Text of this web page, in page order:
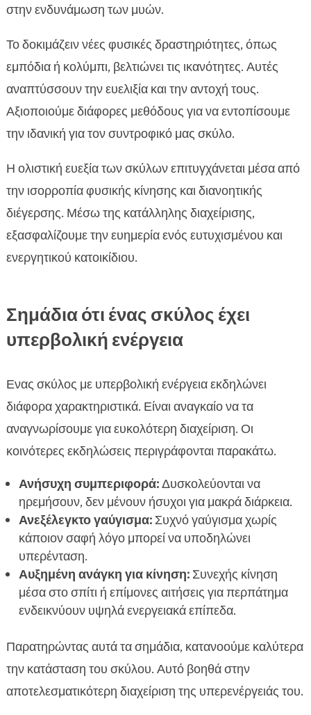
στην ενδυνάμωση των μυών.
Το δοκιμάζειν νέες φυσικές δραστηριότητες, όπως
εμπόδια ή κολύμπι, βελτιώνει τις ικανότητες. Αυτές
αναπτύσσουν την ευελιξία και την αντοχή τους.
Αξιοποιούμε διάφορες μεθόδους για να εντοπίσουμε
την ιδανική για τον συντροφικό μας σκύλο.
Η ολιστική ευεξία των σκύλων επιτυγχάνεται μέσα από
την ισορροπία φυσικής κίνησης και διανοητικής
διέγερσης. Μέσω της κατάλληλης διαχείρισης,
εξασφαλίζουμε την ευημερία ενός ευτυχισμένου και
ενεργητικού κατοικίδιου.
Σημάδια ότι ένας σκύλος έχει
υπερβολική ενέργεια
Ενας σκύλος με υπερβολική ενέργεια εκδηλώνει
διάφορα χαρακτηριστικά. Είναι αναγκαίο να τα
αναγνωρίσουμε για ευκολότερη διαχείριση. Οι
κοινότερες εκδηλώσεις περιγράφονται παρακάτω.
Ανήσυχη συμπεριφορά:Δυσκολεύονται να
ηρεμήσουν, δεν μένουν ήσυχοι για μακρά διάρκεια.
Ανεξέλεγκτο γαύγισμα:Συχνό γαύγισμα χωρίς
κάποιον σαφή λόγο μπορεί να υποδηλώνει
υπερένταση.
Αυξημένη ανάγκη για κίνηση:Συνεχής κίνηση
μέσα στο σπίτι ή επίμονες αιτήσεις για περπάτημα
ενδεικνύουν υψηλά ενεργειακά επίπεδα.
Παρατηρώντας αυτά τα σημάδια, κατανοούμε καλύτερα
την κατάσταση του σκύλου. Αυτό βοηθά στην
αποτελεσματικότερη διαχείριση της υπερενέργειάς του.